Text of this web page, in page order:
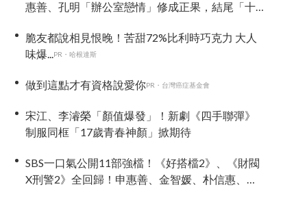
惠善、孔明「辦公室戀情」修成正果，結尾「十
脆友都說相見恨晚！苦甜72%比利時巧克力 大人
味爆...PR・哈根達斯
做到這點才有資格說愛你PR・台灣癌症基金會
宋江、李濬榮「顏值爆發」！新劇《四手聯彈》
制服同框「17歲青春神顏」掀期待
SBS一口氣公開11部強檔！《好搭檔2》、《財閥
X刑警2》全回歸！申惠善、金智媛、朴信惠、金